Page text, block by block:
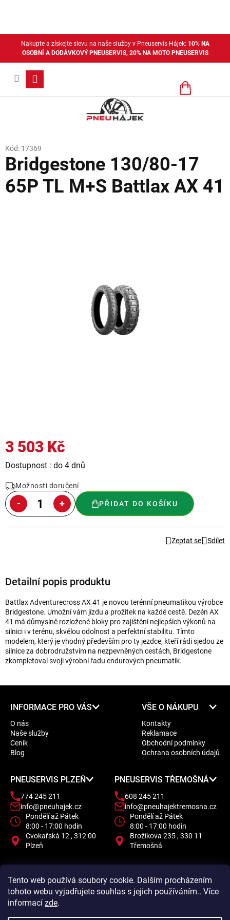
Tento web používá soubory cookie. Dalším procházením
tohoto webu vyjadřujete souhlas s jejich používáním.. Více
informací zde.
Nakupte a získejte slevu na naše služby v Pneuservis Hájek: 10% NA
OSOBNÍ A DODÁVKOVÝ PNEUSERVIS, 20% NA MOTO PNEUSERVIS
Nákupní
Bridgestone 130/80-17
65P TL M+S Battlax AX 41
Kód: 17369
3 503 Kč
Měrná
Dostupnost : do 4 dnů
Možnosti doručení
PŘIDAT DO KOŠÍKU
Zeptat se Sdílet
Detailní popis produktu
Battlax Adventurecross AX 41 je novou terénní pneumatikou výrobce
Bridgestone. Umožní vám jízdu a prožitek na každé cestě. Dezén AX
41 má důmyslně rozložené bloky pro zajištění nejlepších výkonů na
silnici i v terénu, skvělou odolnost a perfektní stabilitu. Tímto
modelem, který je vhodný především pro ty jezdce, kteří rádi sjedou ze
silnice za dobrodružstvím na nezpevněných cestách, Bridgestone
zkompletoval svoji výrobní řadu endurových pneumatik.
INFORMACE PRO VÁS
O nás
Naše služby
Ceník
Blog
VŠE O NÁKUPU
Kontakty
Reklamace
Obchodní podmínky
Ochrana osobních údajů
PNEUSERVIS PLZEŇ
774 245 211
info@pneuhajek.cz
Pondělí až Pátek
8:00 - 17:00 hodin
Cvokařská 12 , 312 00
Plzeň
PNEUSERVIS TŘEMOŠNÁ
608 245 211
info@pneuhajektremosna.cz
Pondělí až Pátek
8:00 - 17:00 hodin
Brožíkova 235 , 330 11
Třemošná